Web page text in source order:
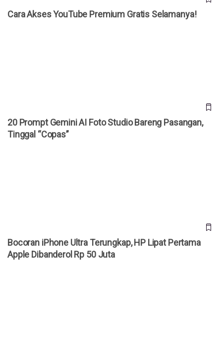
Cara Akses YouTube Premium Gratis Selamanya!
20 Prompt Gemini AI Foto Studio Bareng Pasangan,
Tinggal “Copas”
Bocoran iPhone Ultra Terungkap, HP Lipat Pertama
Apple Dibanderol Rp 50 Juta